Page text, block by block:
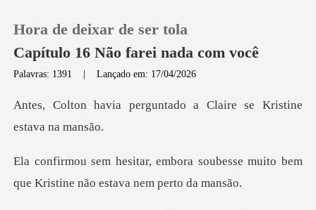
0
Histórico
Hora de deixar de ser tola
Capítulo 16 Não farei nada com você
Palavras: 1391 |Lançado em: 17/04/2026
guntado a Claire se Kri
a soubesse muito bem
que Kristin